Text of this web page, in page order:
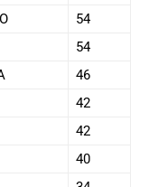
54
54
46
42
42
40